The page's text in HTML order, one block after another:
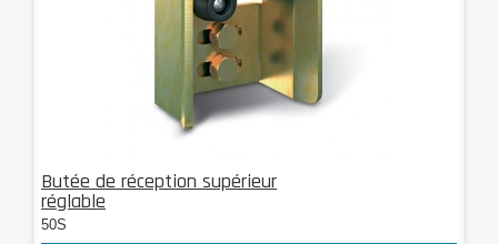
Butée de réception supérieur
réglable
50S